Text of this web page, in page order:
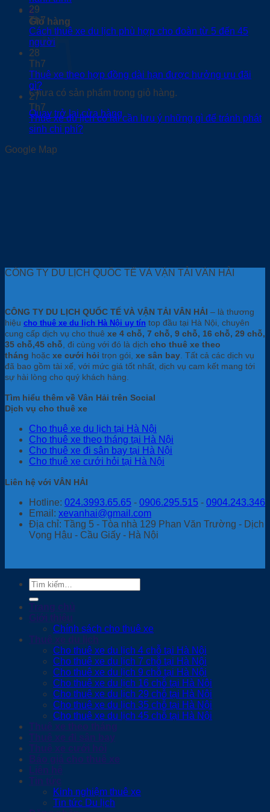
0
Giỏ hàng
Chưa có sản phẩm trong giỏ hàng.
Quay trở lại cửa hàng
29
Th7
Cách thuê xe du lịch phù hợp cho đoàn từ 5 đến 45
người
28
Th7
Thuê xe theo hợp đồng dài hạn được hưởng ưu đãi
gì?
27
Th7
Thuê xe du lịch có lái cần lưu ý những gì để tránh phát
sinh chi phí?
Google Map
CÔNG TY DU LỊCH QUỐC TẾ VÀ VẬN TẢI VÂN HẢI
CÔNG TY DU LỊCH QUỐC TẾ VÀ VẬN TẢI VÂN HẢI – là thương
hiệu cho thuê xe du lịch Hà Nội uy tín top đầu tại Hà Nội, chuyên
cung cấp dịch vụ cho thuê xe 4 chỗ, 7 chỗ, 9 chỗ, 16 chỗ, 29 chỗ,
35 chỗ,45 chỗ , đi cùng với đó là dịch cho thuê xe theo
tháng hoặc xe cưới hỏi trọn gói, xe sân bay . Tất cả các dịch vụ
đã bao gồm tài xế, với mức giá tốt nhất, dịch vụ cam kết mang tới
sự hài lòng cho quý khách hàng.
Tìm hiểu thêm về Vân Hải trên Social
Dịch vụ cho thuê xe
Cho thuê xe du lịch tại Hà Nội
Cho thuê xe theo tháng tại Hà Nội
Cho thuê xe đi sân bay tại Hà Nội
Cho thuê xe cưới hỏi tại Hà Nội
Liên hệ với VÂN HẢI
Hotline: 024.3993.65.65 - 0906.295.515 - 0904.243.346
Email: xevanhai@gmail.com
Địa chỉ: Tầng 5 - Tòa nhà 129 Phan Văn Trường - Dịch
Vọng Hậu - Cầu Giấy - Hà Nội
Tìm
kiếm:
Trang chủ
Giới thiệu
Chính sách cho thuê xe
Thuê xe du lịch
Cho thuê xe du lịch 4 chỗ tại Hà Nội
Cho thuê xe du lịch 7 chỗ tại Hà Nội
Cho thuê xe du lịch 9 chỗ tại Hà Nội
Cho thuê xe du lịch 16 chỗ tại Hà Nội
Cho thuê xe du lịch 29 chỗ tại Hà Nội
Cho thuê xe du lịch 35 chỗ tại Hà Nội
Cho thuê xe du lịch 45 chỗ tại Hà Nội
Thuê xe theo tháng
Thuê xe đi sân bay
Thuê xe cưới hỏi
Báo giá cho thuê xe
Liên hệ
Tin tức
Kinh nghiệm thuê xe
Tin tức Du lịch